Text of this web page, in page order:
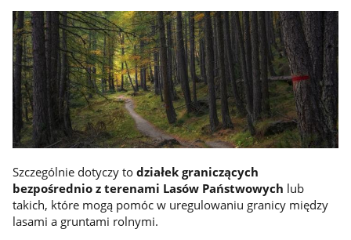
Szczególnie dotyczy to działek graniczących
bezpośrednio z terenami Lasów Państwowych lub
takich, które mogą pomóc w uregulowaniu granicy między
lasami a gruntami rolnymi.